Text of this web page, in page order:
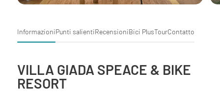
InformazioniPunti salientiRecensioniBici PlusTourContatto
VILLA GIADA SPEACE & BIKE
RESORT